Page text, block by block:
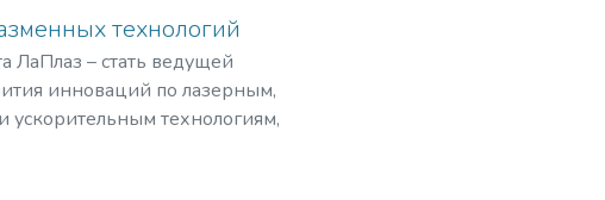
технологий
ЛаПлаз – стать ведущей
инноваций по лазерным,
технологиям,